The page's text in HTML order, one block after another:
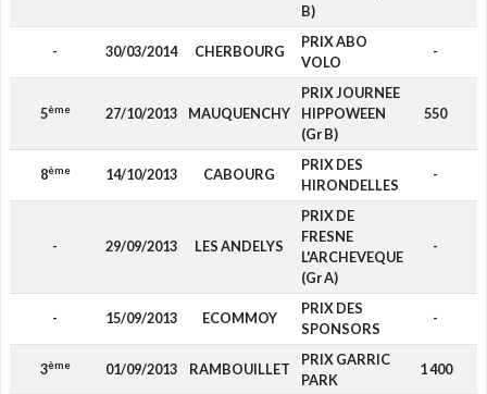
B)
- 30/03/2014 CHERBOURG
PRIX ABO
VOLO
-
5ème 27/10/2013 MAUQUENCHY
PRIX JOURNEE
HIPPOWEEN
(Gr B)
550
8ème 14/10/2013 CABOURG
PRIX DES
HIRONDELLES
-
- 29/09/2013 LES ANDELYS
PRIX DE
FRESNE
L'ARCHEVEQUE
(Gr A)
-
- 15/09/2013 ECOMMOY
PRIX DES
SPONSORS
-
3ème 01/09/2013 RAMBOUILLET
PRIX GARRIC
PARK
1 400